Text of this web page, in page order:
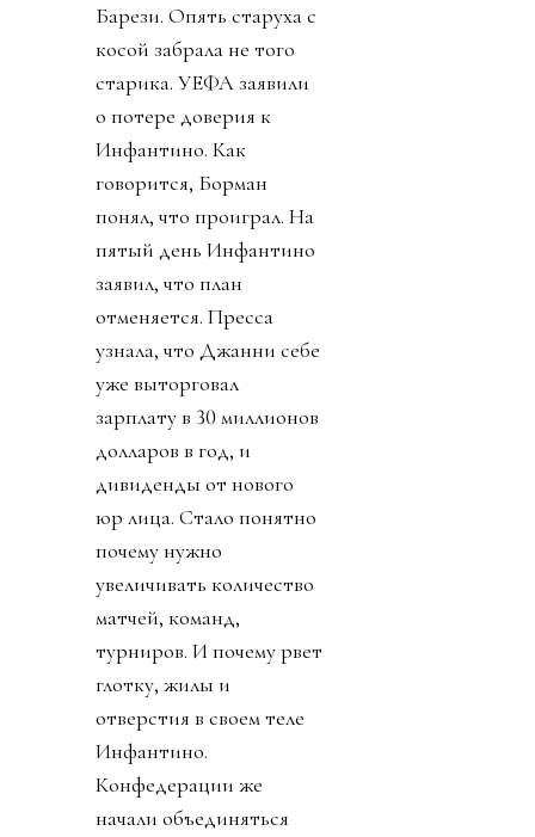
Барези. Опять старуха с
косой забрала не того
старика. УЕФА заявили
о потере доверия к
Инфантино. Как
говорится, Борман
понял, что проиграл. На
пятый день Инфантино
заявил, что план
отменяется. Пресса
узнала, что Джанни себе
уже выторговал
зарплату в 30 миллионов
долларов в год, и
дивиденды от нового
юр лица. Стало понятно
почему нужно
увеличивать количество
матчей, команд,
турниров. И почему рвет
глотку, жилы и
отверстия в своем теле
Инфантино.
Конфедерации же
начали объединяться